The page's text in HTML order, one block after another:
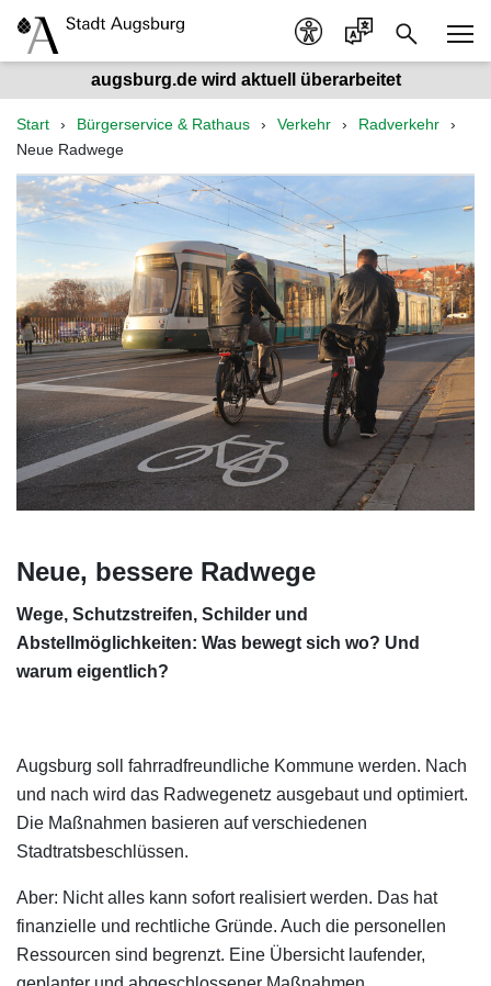
augsburg.de wird aktuell überarbeitet
Start Bürgerservice & Rathaus Verkehr
Radverkehr
Neue Radwege
Neue, bessere Radwege
Wege, Schutzstreifen, Schilder und
Abstellmöglichkeiten: Was bewegt sich wo? Und
warum eigentlich?
Augsburg soll fahrradfreundliche Kommune werden. Nach
und nach wird das Radwegenetz ausgebaut und optimiert.
Die Maßnahmen basieren auf verschiedenen
Stadtratsbeschlüssen.
Aber: Nicht alles kann sofort realisiert werden. Das hat
finanzielle und rechtliche Gründe. Auch die personellen
Ressourcen sind begrenzt. Eine Übersicht laufender,